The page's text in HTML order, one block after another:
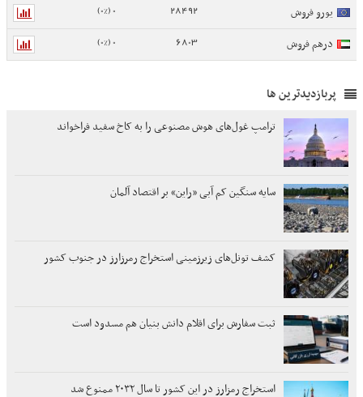
یورو فروش 28492
0 (0%)
درهم فروش 6803
0 (0%)
پربازدیدترین ها
ترامپ غول‌های هوش مصنوعی را به کاخ سفید فراخواند
سایه سنگین کم آبی «راین» بر اقتصاد آلمان
کشف تونل‌های زیرزمینی استخراج رمرزارز در جنوب کشور
ثبت سفارش برای اقلام دانش بنیان هم مسدود است
استخراج رمزارز در این کشور تا سال ۲۰۳۲ ممنوع شد